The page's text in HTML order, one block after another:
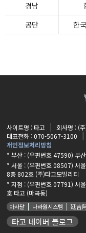
경남
공단
한
사이트명 : 타고 회사명 : (
대표전화 : 070-5067-3100
개인정보처리방침
* 부산 : (우편번호 47590) 부
* 서울 : (우편번호 08507) 서
8층 802호 (주)타고모빌리티
* 지점 : (우편번호 07791) 서
호 타고 (마곡동)
아사달 나라원시스템 延吉
타고 네이버 블로그